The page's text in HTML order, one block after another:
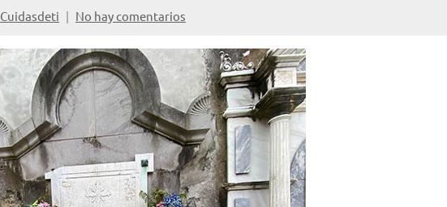
Cuidasdeti No hay comentarios